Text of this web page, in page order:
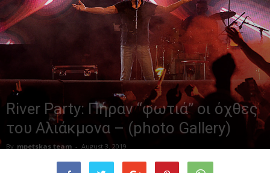
River Party: Πήραν “φωτιά” οι όχθες
του Αλιάκμονα – (photo Gallery)
By mpetskas team - August 3, 2019